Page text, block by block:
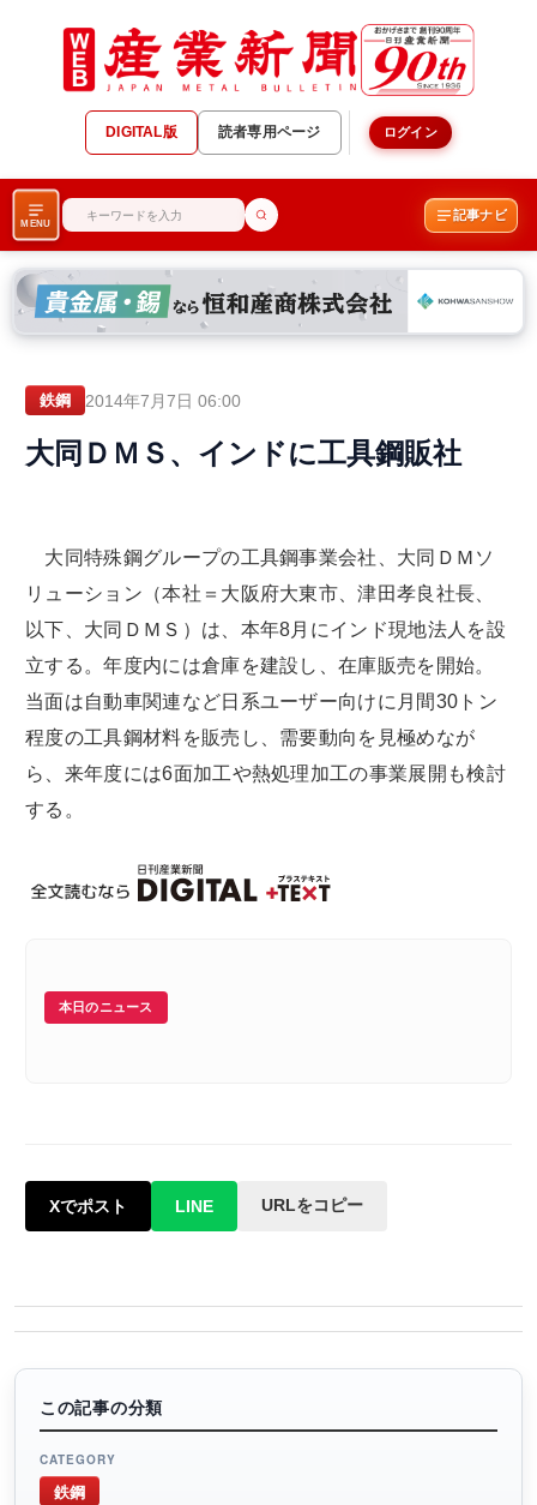
DIGITAL版 読者専用ページ ログイン
MENU
記事ナビ
鉄鋼 2014年7月7日 06:00
大同ＤＭＳ、インドに工具鋼販社
大同特殊鋼グループの工具鋼事業会社、大同ＤＭソ
リューション（本社＝大阪府大東市、津田孝良社長、
以下、大同ＤＭＳ）は、本年8月にインド現地法人を設
立する。年度内には倉庫を建設し、在庫販売を開始。
当面は自動車関連など日系ユーザー向けに月間30トン
程度の工具鋼材料を販売し、需要動向を見極めなが
ら、来年度には6面加工や熱処理加工の事業展開も検討
する。
本日のニュース
Xでポスト LINE URLをコピー
この記事の分類
CATEGORY
鉄鋼